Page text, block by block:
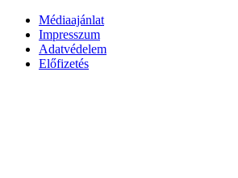
Médiaajánlat
Impresszum
Adatvédelem
Előfizetés